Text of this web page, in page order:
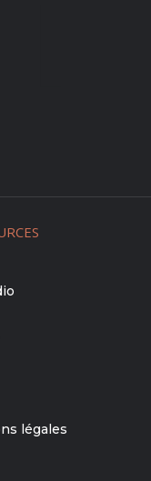
légales